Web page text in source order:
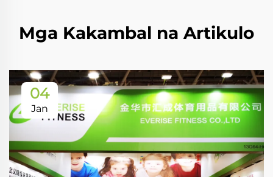
Mga Kakambal na Artikulo
04
Jan